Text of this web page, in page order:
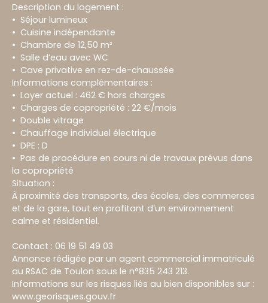
Description du logement :
Séjour lumineux
Cuisine indépendante
Chambre de 12,50 m²
Salle d’eau avec WC
Cave privative en rez-de-chaussée
Informations complémentaires :
Loyer actuel : 462 € hors charges
Charges de copropriété : 22 €/mois
Double vitrage
Chauffage individuel électrique
DPE : D
Pas de procédure en cours ni de travaux prévus dans
la copropriété
Situation :
À proximité des transports, des écoles, des commerces
et de la gare, tout en profitant d’un environnement
calme et résidentiel.
Contact : 06 19 51 49 03
Annonce rédigée par un agent commercial immatriculé
au RSAC de Toulon sous le n°835 243 213.
Informations sur les risques liés au bien disponibles sur :
www.georisques.gouv.fr